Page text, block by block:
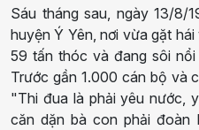
Sáu tháng sau, ngày 13/8/
huyện Ý Yên, nơi vừa gặt
59 tấn thóc và đang sôi
Trước gần 1.000 cán bộ và
"Thi đua là phải yêu nước,
căn dặn bà con phải đoàn